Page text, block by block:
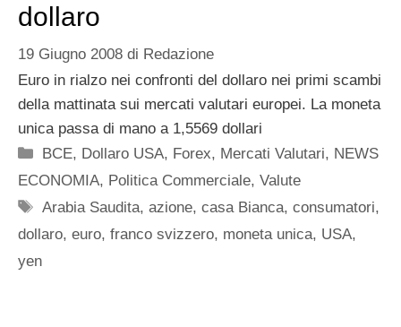
dollaro
19 Giugno 2008 di Redazione
Euro in rialzo nei confronti del dollaro nei primi scambi
della mattinata sui mercati valutari europei. La moneta
unica passa di mano a 1,5569 dollari
Categorie
BCE, Dollaro USA, Forex, Mercati Valutari, NEWS
ECONOMIA, Politica Commerciale, Valute
Tag
Arabia Saudita,azione,casa Bianca,consumatori,
dollaro, euro, franco svizzero, moneta unica, USA,
yen